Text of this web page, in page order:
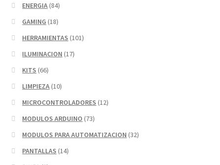
ENERGIA (84)
GAMING (18)
HERRAMIENTAS (101)
ILUMINACION (17)
KITS (66)
LIMPIEZA (10)
MICROCONTROLADORES (12)
MODULOS ARDUINO (73)
MODULOS PARA AUTOMATIZACION (32)
PANTALLAS (14)